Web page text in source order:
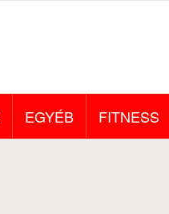
EGYÉB FITNESS